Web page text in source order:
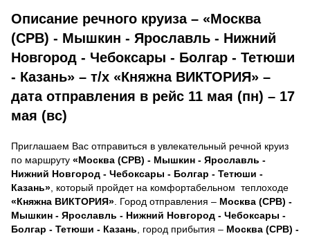
Описание речного круиза – «Москва
(СРВ) - Мышкин - Ярославль - Нижний
Новгород - Чебоксары - Болгар - Тетюши
- Казань» – т/х «Княжна ВИКТОРИЯ» –
дата отправления в рейс 11 мая (пн) – 17
мая (вс)
Приглашаем Вас отправиться в увлекательный речной круиз
по маршруту «Москва (СРВ) - Мышкин - Ярославль -
Нижний Новгород - Чебоксары - Болгар - Тетюши -
Казань» , который пройдет на комфортабельном теплоходе
«Княжна ВИКТОРИЯ» . Город отправления – Москва (СРВ) -
Мышкин - Ярославль - Нижний Новгород - Чебоксары -
Болгар - Тетюши - Казань , город прибытия – Москва (СРВ) -